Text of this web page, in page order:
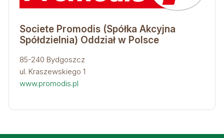
Societe Promodis (Spółka Akcyjna
Spółdzielnia) Oddział w Polsce
85-240 Bydgoszcz
ul. Kraszewskiego 1
www.promodis.pl